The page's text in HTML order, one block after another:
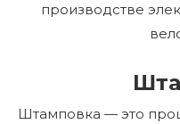
производстве
Штамповка — это